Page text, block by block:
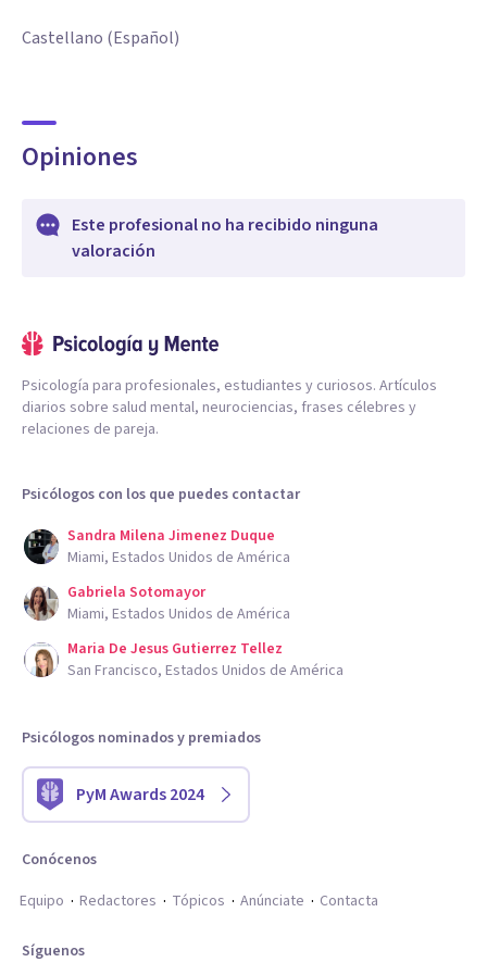
Castellano (Español)
Opiniones
Este profesional no ha recibido ninguna
valoración
Psicología para profesionales, estudiantes y curiosos. Artículos
diarios sobre salud mental, neurociencias, frases célebres y
relaciones de pareja.
Psicólogos con los que puedes contactar
Sandra Milena Jimenez Duque
Miami, Estados Unidos de América
Gabriela Sotomayor
Miami, Estados Unidos de América
Maria De Jesus Gutierrez Tellez
San Francisco, Estados Unidos de América
Psicólogos nominados y premiados
PyM Awards 2024
Conócenos
Equipo
Redactores Tópicos Anúnciate Contacta
Síguenos